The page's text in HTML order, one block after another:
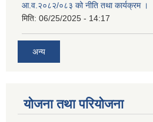
आ.व.२०८२/०८३ को नीति तथा कार्यक्रम ।
मिति: 06/25/2025 - 14:17
अन्य
योजना तथा परियोजना